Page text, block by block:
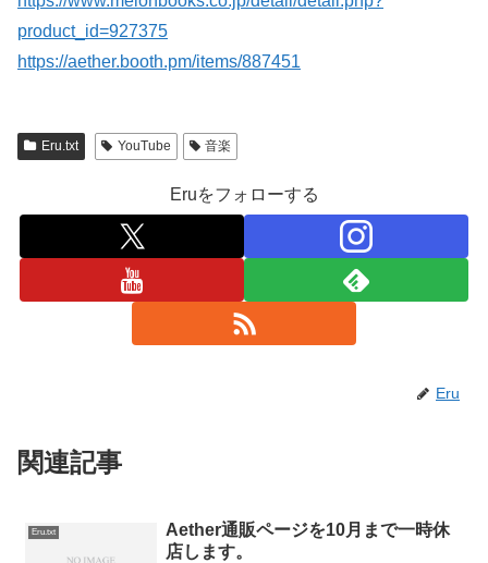
product_id=927375
https://aether.booth.pm/items/887451
Eru.txt YouTube 音楽
Eruをフォローする
Eru
関連記事
Eru.txt
Aether通販ページを10月まで一時休
店します。